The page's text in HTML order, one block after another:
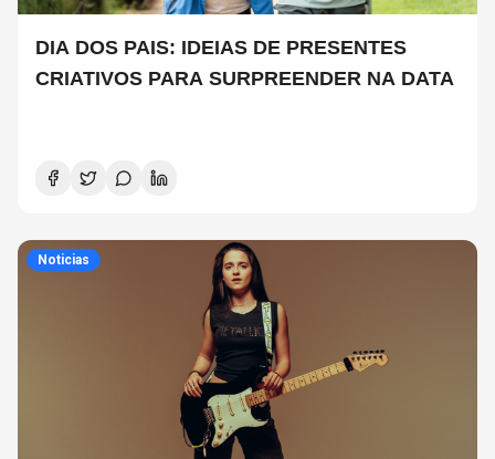
DIA DOS PAIS: IDEIAS DE PRESENTES
CRIATIVOS PARA SURPREENDER NA DATA
Noticias